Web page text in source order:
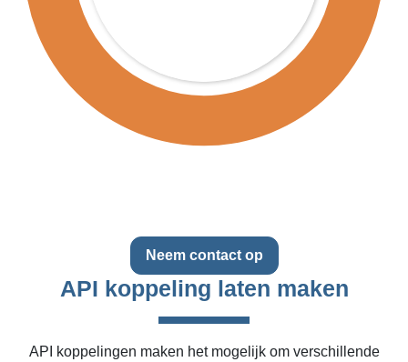
Neem contact op
API koppeling laten maken
API koppelingen maken het mogelijk om verschillende